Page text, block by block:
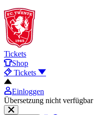
Tickets
Shop
Tickets
Einloggen
Übersetzung nicht verfügbar